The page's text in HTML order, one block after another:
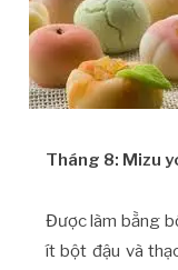
Tháng 8: Mizu
Được làm bằng
ít bột đậu và